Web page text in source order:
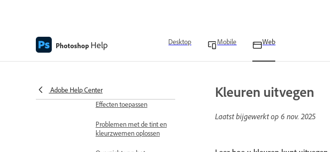
Photoshop Help Desktop Mobile Web
Adobe Help Center
met de laag Curven
Effecten toepassen
Problemen met de tint en
kleurzwemen oplossen
Kleuren uitvegen
Laatst bijgewerkt op 6 nov. 2025